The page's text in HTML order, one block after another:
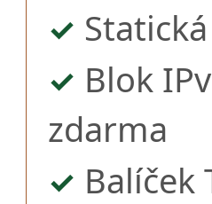
✓
✓ Blok
zdarma
✓ Balíček